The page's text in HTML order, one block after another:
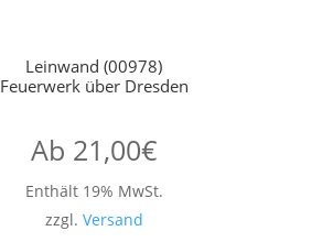
Leinwand (00978)
Feuerwerk über Dresden
Ab 21,00€
Enthält 19% MwSt.
zzgl. Versand